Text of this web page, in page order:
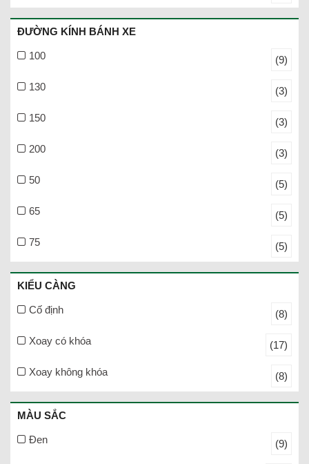
ĐƯỜNG KÍNH BÁNH XE
100 (9)
130 (3)
150 (3)
200 (3)
50 (5)
65 (5)
75 (5)
KIỂU CÀNG
Cố định (8)
Xoay có khóa (17)
Xoay không khóa (8)
MÀU SẮC
Đen (9)